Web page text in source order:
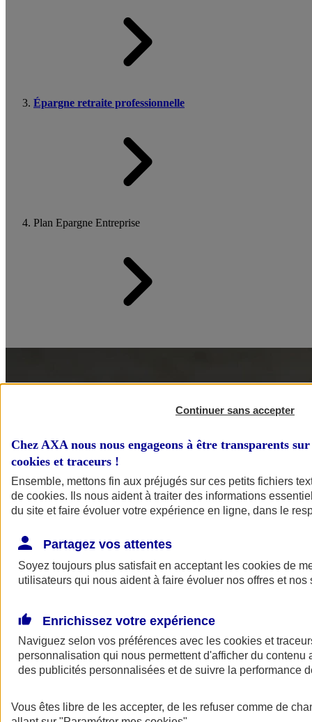
Épargne retraite professionnelle
Plan Epargne Entreprise
Continuer sans accepter
Chez AXA nous nous engageons à être transparents
cookies et traceurs !
Ensemble, mettons fin aux préjugés sur ces petits fichiers
de cookies. Ils nous aident à traiter des informations
du site et faire évoluer votre expérience en ligne, dans le
Partagez vos attentes
Soyez toujours plus satisfait en acceptant les cookies de
utilisateurs qui nous aident à faire évoluer nos offres et nos
Enrichissez votre expérience
Naviguez selon vos préférences avec les cookies et
personnalisation qui nous permettent d'afficher du contenu
des publicités personnalisées et de suivre la performance
Vous êtes libre de les accepter, de les refuser comme de